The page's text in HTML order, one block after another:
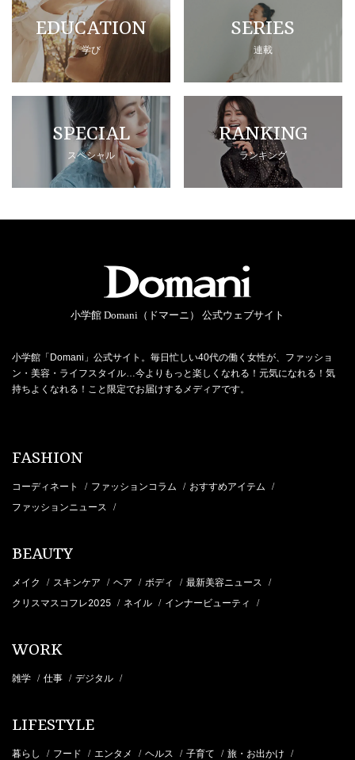
EDUCATION
学び
SERIES
連載
SPECIAL
スペシャル
RANKING
ランキング
小学館 Domani（ドマーニ） 公式ウェブサイト
小学館「Domani」公式サイト。毎日忙しい40代の働く女性が、ファッショ
ン・美容・ライフスタイル…今よりもっと楽しくなれる！元気になれる！気
持ちよくなれる！こと限定でお届けするメディアです。
FASHION
コーディネート / ファッションコラム / おすすめアイテム /
ファッションニュース /
BEAUTY
メイク / スキンケア / ヘア / ボディ / 最新美容ニュース /
クリスマスコフレ2025 / ネイル / インナービューティ /
WORK
雑学 / 仕事 / デジタル /
LIFESTYLE
暮らし / フード / エンタメ / ヘルス / 子育て / 旅・お出かけ /